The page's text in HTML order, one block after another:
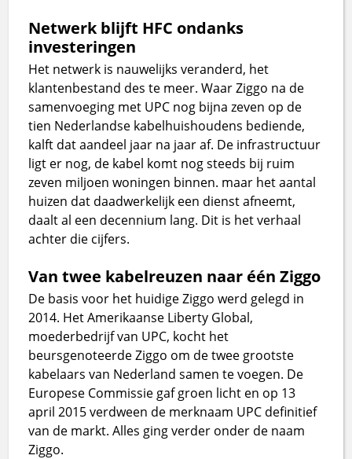
Netwerk blijft HFC ondanks
investeringen
Het netwerk is nauwelijks veranderd, het
klantenbestand des te meer. Waar Ziggo na de
samenvoeging met UPC nog bijna zeven op de
tien Nederlandse kabelhuishoudens bediende,
kalft dat aandeel jaar na jaar af. De infrastructuur
ligt er nog, de kabel komt nog steeds bij ruim
zeven miljoen woningen binnen. maar het aantal
huizen dat daadwerkelijk een dienst afneemt,
daalt al een decennium lang. Dit is het verhaal
achter die cijfers.
Van twee kabelreuzen naar één Ziggo
De basis voor het huidige Ziggo werd gelegd in
2014. Het Amerikaanse Liberty Global,
moederbedrijf van UPC, kocht het
beursgenoteerde Ziggo om de twee grootste
kabelaars van Nederland samen te voegen. De
Europese Commissie gaf groen licht en op 13
april 2015 verdween de merknaam UPC definitief
van de markt. Alles ging verder onder de naam
Ziggo.